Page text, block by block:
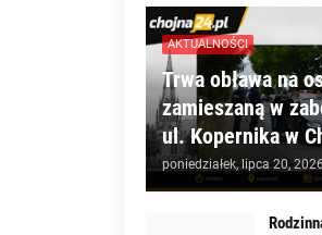
AKTUALNOŚCI
Trwa obława na
zamieszaną w
ul. Kopernika w
poniedziałek, lipca 20, 2026